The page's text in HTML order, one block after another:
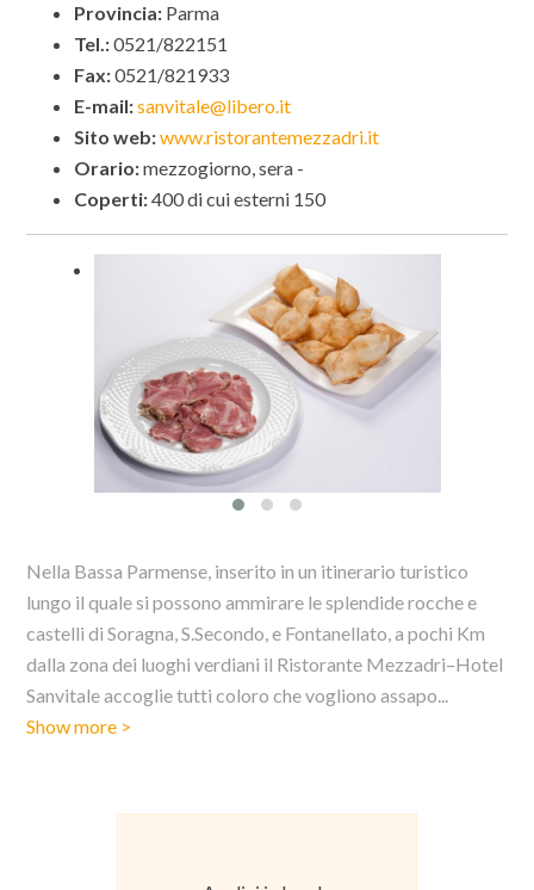
Nella Bassa Parmense, inserito in un itinerario turistico
lungo il quale si possono ammirare le splendide rocche e
castelli di Soragna, S.Secondo, e Fontanellato, a pochi Km
dalla zona dei luoghi verdiani il Ristorante Mezzadri–Hotel
Sanvitale accoglie tutti coloro che vogliono assapo...
Show more >
Provincia: Parma
Tel.:0521/822151
Fax:0521/821933
E-mail:sanvitale@libero.it
Sito web:www.ristorantemezzadri.it
Orario:mezzogiorno, sera -
Coperti:400 di cui esterni 150